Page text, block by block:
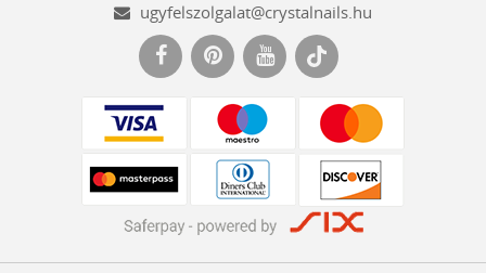
ugyfelszolgalat@crystalnails.hu